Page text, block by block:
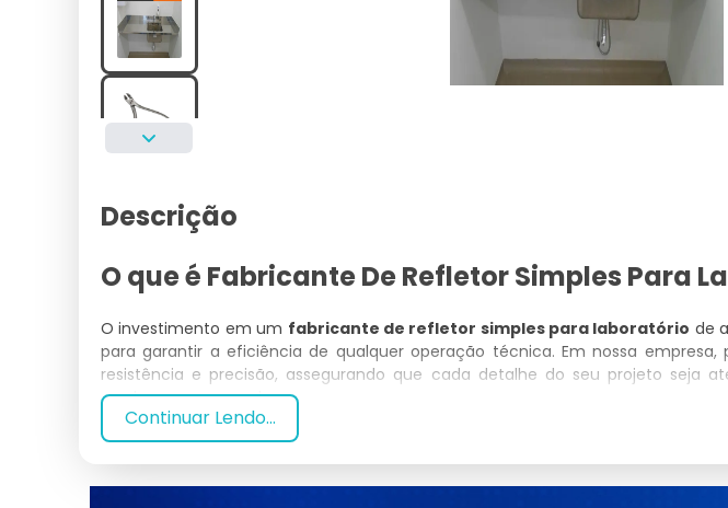
Descrição
O que é Fabricante De Refletor Simples Para
O investimento em um fabricante de refletor simples para laboratório de
para garantir a eficiência de qualquer operação técnica. Em nossa empresa,
resistência e precisão, assegurando que cada detalhe do seu projeto seja
moderno no mercado.
Por que escolher Fabricante De Refletor
Laboratório conosco?
Continuar Lendo...